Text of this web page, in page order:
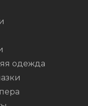
одежда